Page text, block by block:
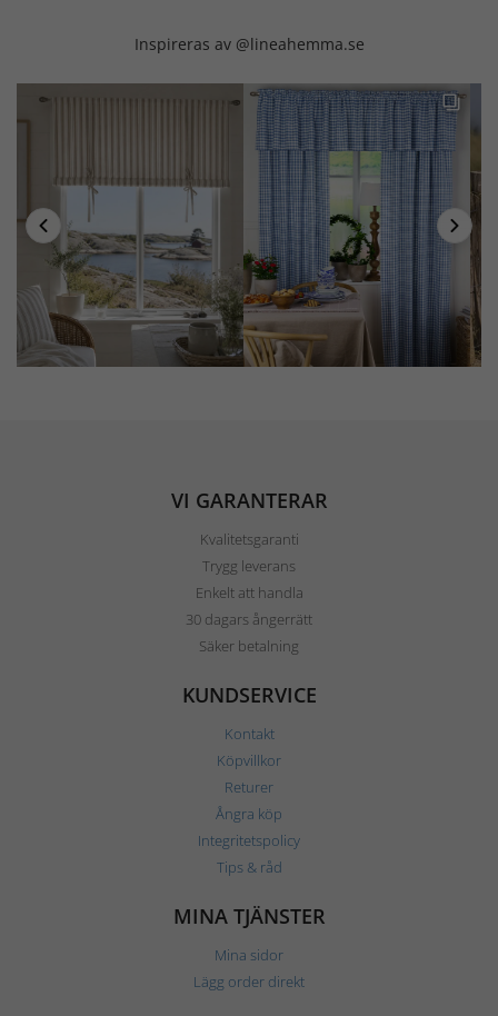
Inspireras av @lineahemma.se
VI GARANTERAR
Kvalitetsgaranti
Trygg leverans
Enkelt att handla
30 dagars ångerrätt
Säker betalning
KUNDSERVICE
Kontakt
Köpvillkor
Returer
Ångra köp
Integritetspolicy
Tips & råd
MINA TJÄNSTER
Mina sidor
Lägg order direkt